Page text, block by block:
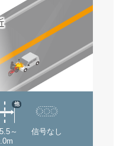
～
他
信号なし